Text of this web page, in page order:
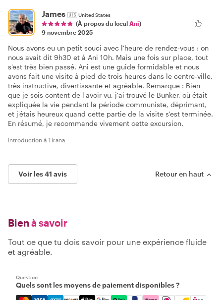
James 🇺🇸United States
(À propos du local Ani)
9 novembre 2025
Nous avons eu un petit souci avec l'heure de rendez-vous : on
nous avait dit 9h30 et à Ani 10h. Mais une fois sur place, tout
s'est très bien passé. Ani est une guide formidable et nous
avons fait une visite à pied de trois heures dans le centre-ville,
très instructive, divertissante et agréable. Remarque : Bien
que je sois content de l'avoir vu, j'ai trouvé le Bunker, où était
expliquée la vie pendant la période communiste, déprimant,
et j'étais heureux quand cette partie de la visite s'est terminée.
En résumé, je recommande vivement cette excursion.
Introduction à Tirana
Voir les 41 avis Retour en haut
Bien à savoir
Tout ce que tu dois savoir pour une expérience fluide
et agréable.
Question
Quels sont les moyens de paiement disponibles ?